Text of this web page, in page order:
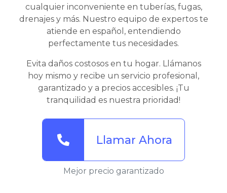
cualquier inconveniente en tuberías, fugas,
drenajes y más. Nuestro equipo de expertos te
atiende en español, entendiendo
perfectamente tus necesidades.
Evita daños costosos en tu hogar. Llámanos
hoy mismo y recibe un servicio profesional,
garantizado y a precios accesibles. ¡Tu
tranquilidad es nuestra prioridad!
Llamar Ahora
Mejor precio garantizado